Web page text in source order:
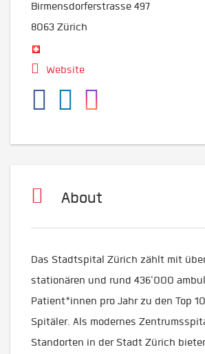
Birmensdorferstrasse 497
8063 Zürich
Website
About
Das Stadtspital Zürich zählt mit
stationären und rund 436'000
Patient*innen pro Jahr zu den Top
Spitäler. Als modernes
Standorten in der Stadt Zürich